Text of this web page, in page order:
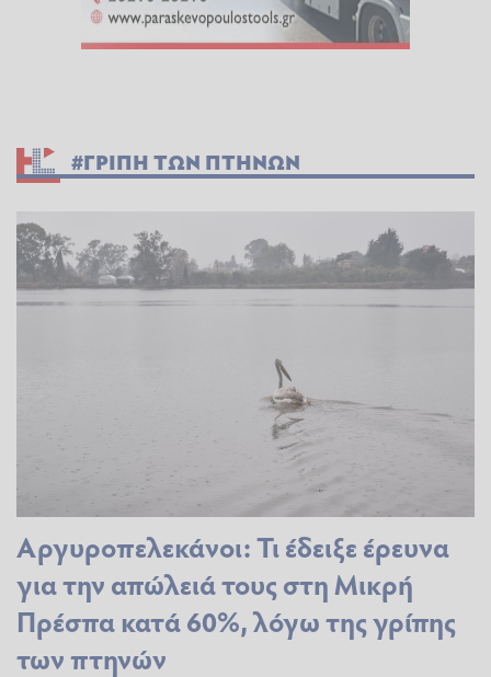
#ΓΡΙΠΗ ΤΩΝ ΠΤΗΝΩΝ
Αργυροπελεκάνοι: Τι έδειξε έρευνα
για την απώλειά τους στη Μικρή
Πρέσπα κατά 60%, λόγω της γρίπης
των πτηνών